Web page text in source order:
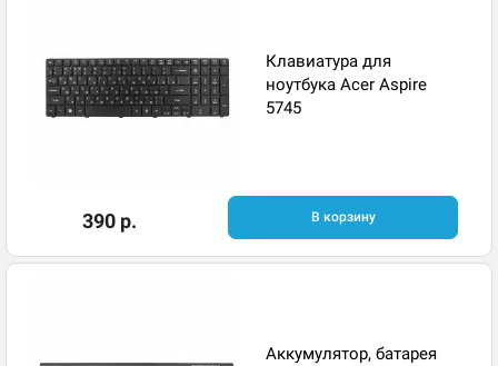
Клавиатура для
ноутбука Acer Aspire
5745
390 р. В корзину
Аккумулятор, батарея